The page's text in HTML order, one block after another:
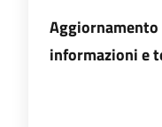
Aggiornamento
informazioni e